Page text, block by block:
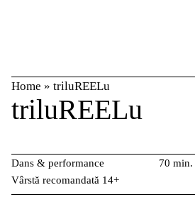
Home » triluREELu
triluREELu
Dans & performance
Vârstă recomandată 14+
70 min.